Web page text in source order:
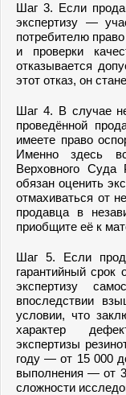
Шаг 3. Если
экспертизу —
потребителю
и проверки
отказывается
этот отказ, он
Шаг 4. В случае
проведённой
имеете право
Именно здесь
Верховного
обязан оценить
отмахиваться от
продавца в
приобщите её к
Шаг 5. Если
гарантийный срок
экспертизу
впоследствии
условии, что
характер
экспертизы
году — от 15 000
выполнения — от
сложности